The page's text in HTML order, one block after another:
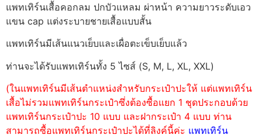
แพทเทิร์นเสื้อคอกลม ปกบัวแหลม ผ่าหน้า ความยาวระดับเอว
แขน cap แต่งระบายชายเสื้อแบบสั้น
แพทเทิร์นมีเส้นแนวเย็บและเผื่อตะเข็บเย็บแล้ว
ท่านจะได้รับแพทเทิร์นทั้ง 5 ไซส์ (S, M, L, XL, XXL)
(ในแพทเทิร์นมีเส้นตำแหน่งสำหรับกระเป๋าปะให้ แต่แพทเทิร์น
เสื้อไม่รวมแพทเทิร์นกระเป๋าซึ่งต้องซื้อแยก 1 ชุดประกอบด้วย
แพทเทิร์นกระเป๋าปะ 10 แบบ และฝากระเป๋า 4 แบบ ท่าน
สามารถซื้อแพทเทิร์นกระเป๋าปะได้ที่ลิงค์นี้ค่ะ แพทเทิร์น